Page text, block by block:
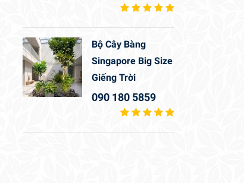
Bộ Cây Bàng
Singapore Big Size
Giếng Trời
090 180 5859